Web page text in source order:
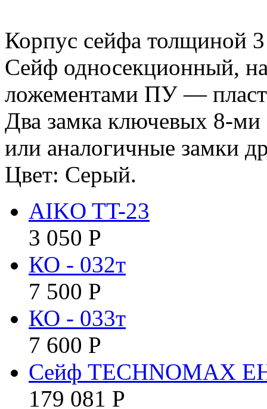
Корпус сейфа толщиной
Сейф односекционный,
ложементами ПУ —
Два замка ключевых 8-
или аналогичные замки
Цвет: Серый.
AIKO TT-23
3 050 Р
КО - 032т
7 500 Р
КО - 033т
7 600 Р
Сейф TECHNOMAX
179 081 Р